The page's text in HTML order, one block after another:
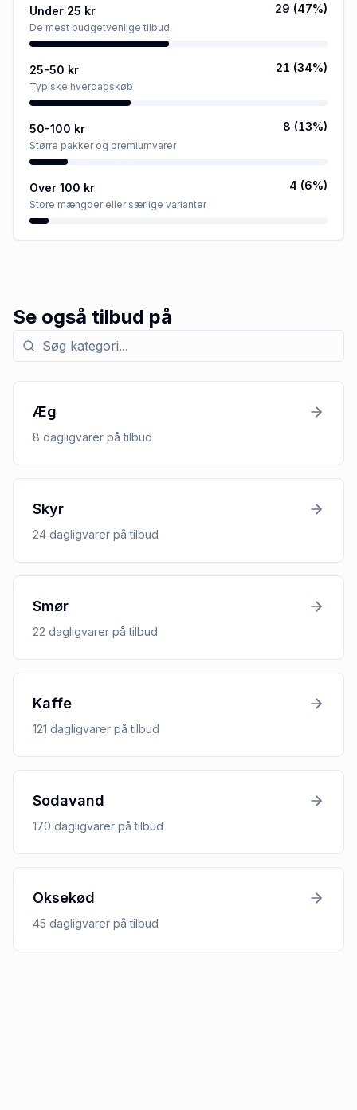
Under 25 kr
De mest budgetvenlige tilbud
29 (47%)
25-50 kr
Typiske hverdagskøb
21 (34%)
50-100 kr
Større pakker og premiumvarer
8 (13%)
Over 100 kr
Store mængder eller særlige varianter
4 (6%)
Se også tilbud på
Søg efter kategori med tilbud
Æg
8 dagligvarer på tilbud
Skyr
24 dagligvarer på tilbud
Smør
22 dagligvarer på tilbud
Kaffe
121 dagligvarer på tilbud
Sodavand
170 dagligvarer på tilbud
Oksekød
45 dagligvarer på tilbud